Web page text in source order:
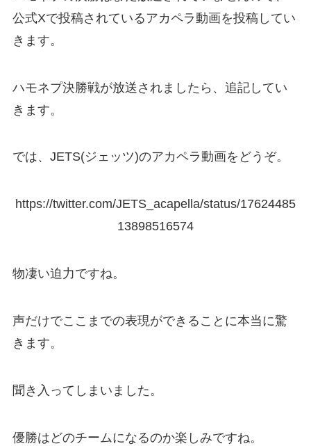
公式Xで投稿されているアカペラ動画を投稿してい
きます。
ハモネプ決勝戦が放送されましたら、追記してい
きます。
では、JETS(ジェッツ)のアカペラ動画をどうぞ。
https://twitter.com/JETS_acapella/status/17624485
13898516574
物凄い迫力ですね。
声だけでここまでの表現ができることに本当に驚
きます。
聞き入ってしまいました。
優勝はどのチームになるのか楽しみですね。